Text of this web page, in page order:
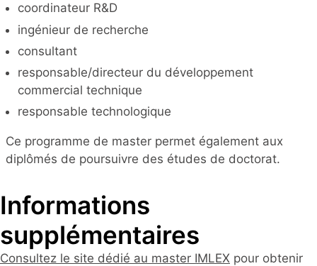
coordinateur R&D
ingénieur de recherche
consultant
responsable/directeur du développement
commercial technique
responsable technologique
Ce programme de master permet également aux
diplômés de poursuivre des études de doctorat.
Informations
supplémentaires
Consultez le site dédié au master IMLEX pour obtenir